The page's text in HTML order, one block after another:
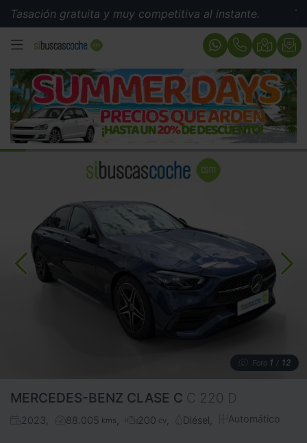
gratuita y muy competitiva al instante.
MENÚ
Foto 1 / 12
MERCEDES-BENZ CLASE C C 220 D
2023 88.005 kms 200 cv Diésel Automático